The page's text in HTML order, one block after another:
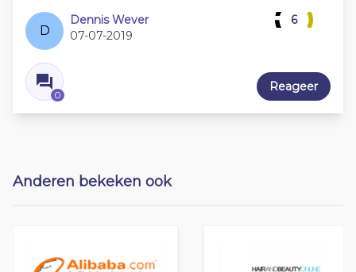
D
Dennis Wever
07-07-2019
0
6
Reageer
Anderen bekeken ook